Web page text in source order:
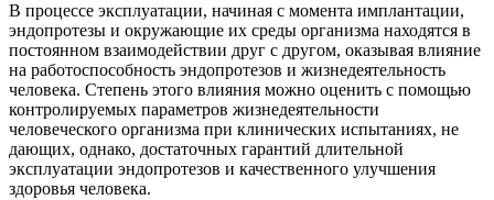
В процессе эксплуатации, начиная с момента имплантации,
эндопротезы и окружающие их среды организма находятся в
постоянном взаимодействии друг с другом, оказывая влияние
на работоспособность эндопротезов и жизнедеятельность
человека. Степень этого влияния можно оценить с помощью
контролируемых параметров жизнедеятельности
человеческого организма при клинических испытаниях, не
дающих, однако, достаточных гарантий длительной
эксплуатации эндопротезов и качественного улучшения
здоровья человека.